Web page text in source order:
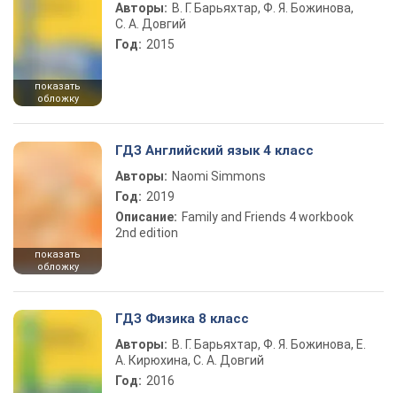
показать
обложку
Авторы: В. Г. Барьяхтар, Ф. Я. Божинова,
С. А. Довгий
Год: 2015
показать
обложку
ГДЗ Английский язык 4 класс
Авторы: Naomi Simmons
Год: 2019
Описание: Family and Friends 4 workbook
2nd edition
ГДЗ Физика 8 класс
Авторы: В. Г. Барьяхтар, Ф. Я. Божинова, Е.
А. Кирюхина, С. А. Довгий
Год: 2016